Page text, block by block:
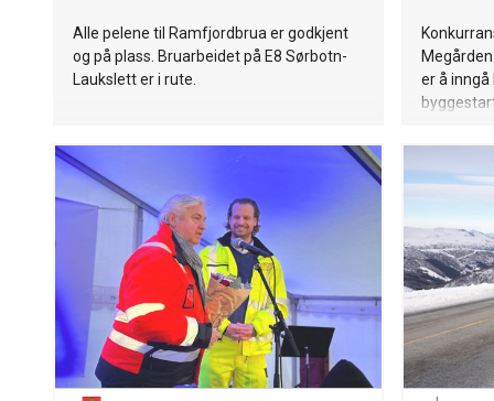
Alle pelene til Ramfjordbrua er godkjent
og på plass. Bruarbeidet på E8 Sørbotn-
Laukslett er i rute.
er å